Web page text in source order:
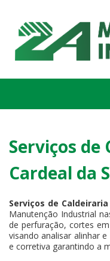
Serviços de
Cardeal da
Serviços de
Manutenção Industrial
de perfuração, cortes
visando analisar alinhar
e corretiva garantindo a